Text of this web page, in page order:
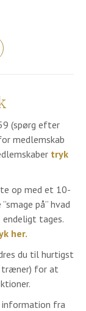
(spørg efter
medlemskab
tryk
op med et 10-
på” hvad
tages.
her.
du til hurtigst
træner) for at
information fra